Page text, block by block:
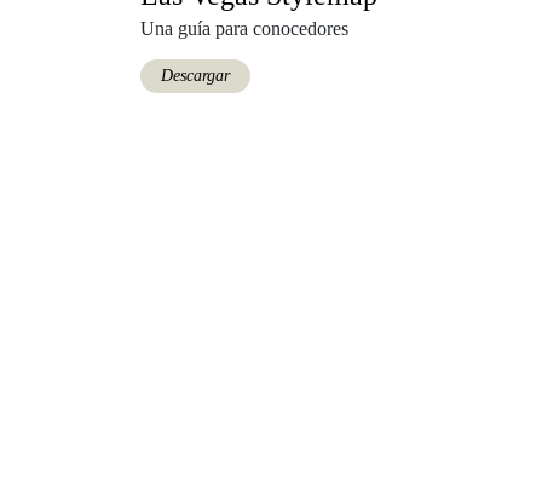
Una guía para conocedores
Descargar